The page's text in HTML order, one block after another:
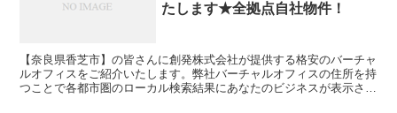
たします★全拠点自社物件！
【奈良県香芝市】の皆さんに創発株式会社が提供する格安のバーチャ
ルオフィスをご紹介いたします。弊社バーチャルオフィスの住所を持
つことで各都市圏のローカル検索結果にあなたのビジネスが表示され